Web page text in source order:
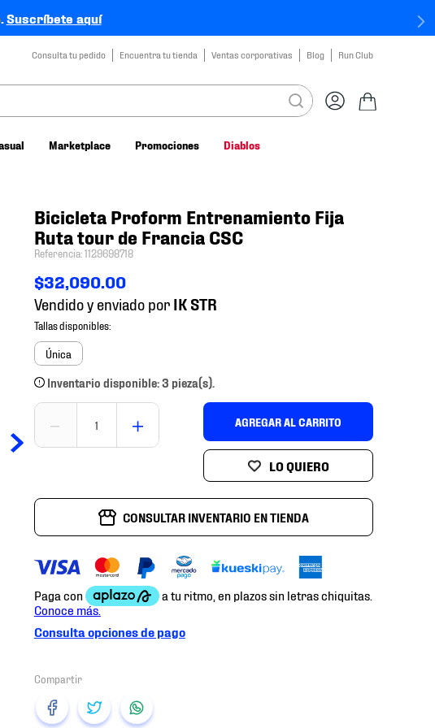
Suscríbete aquí
Consulta tu pedido Encuentra tu tienda Ventas corporativas Blog Run Club
Marketplace Promociones Diablos
Bicicleta Proform Entrenamiento Fija
Ruta tour de Francia CSC
Referencia:1129698718
$32,090.00
Vendido y enviado por
Única
Inventario disponible: 3 pieza(s).
＋
－ AGREGAR AL CARRITO
CONSULTAR INVENTARIO EN TIENDA
Consulta opciones de pago